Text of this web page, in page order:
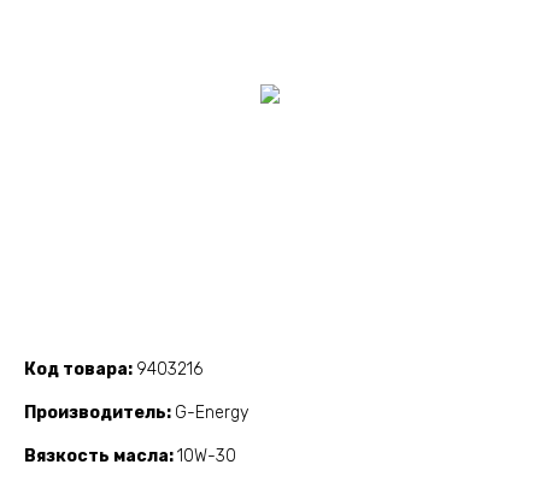
Код товара 9403216
Производитель G-Energy
Вязкость масла 10W-30